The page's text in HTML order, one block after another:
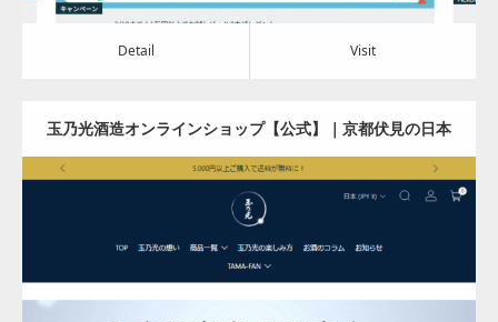
Detail Visit
玉乃光酒造オンラインショップ【公式】｜京都伏見の日本
酒
Update:2024.04.10
食料品